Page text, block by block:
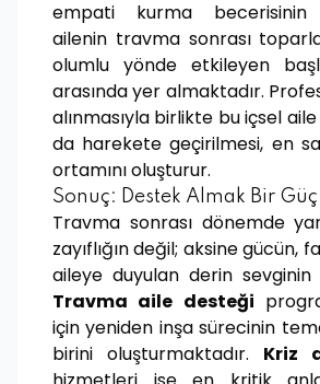
empati kurma becerisinin
ailenin travma sonrası
olumlu yönde etkileyen
arasında yer almaktadır.
alınmasıyla birlikte bu içsel
da harekete geçirilmesi, en
ortamını oluşturur.
Sonuç: Destek Almak Bir
Travma sonrası dönemde
zayıflığın değil; aksine gücün,
aileye duyulan derin sevginin
Travma aile desteği
için yeniden inşa sürecinin
birini oluşturmaktadır. Kriz